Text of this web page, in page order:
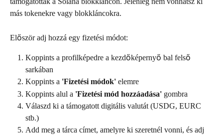
más tokenekre vagy blokkláncokra.
Először adj hozzá egy fizetési módot:
Koppints a profilképedre a kezdőképernyő bal felső
sarkában
Koppints a 'Fizetési módok' elemre
Koppints alul a 'Fizetési mód hozzáadása' gombra
Válaszd ki a támogatott digitális valutát (USDG, EURC
stb.)
Add meg a tárca címet, amelyre ki szeretnél vonni, és adj